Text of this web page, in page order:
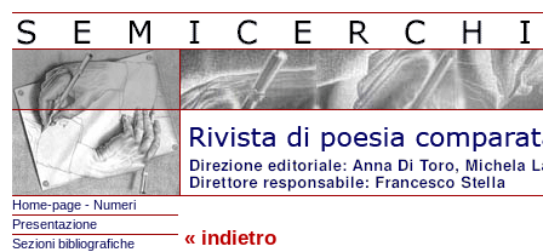
Home-page - Numeri
Presentazione
Sezioni bibliografiche
« indietro